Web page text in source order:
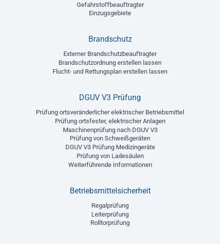
Gefahrstoffbeauftragter
Einzugsgebiete
Brandschutz
Externer Brandschutzbeauftragter
Brandschutzordnung erstellen lassen
Flucht- und Rettungsplan erstellen lassen
DGUV V3 Prüfung
Prüfung ortsveränderlicher elektrischer Betriebsmittel
Prüfung ortsfester, elektrischer Anlagen
Maschinenprüfung nach DGUV V3
Prüfung von Schweißgeräten
DGUV V3 Prüfung Medizingeräte
Prüfung von Ladesäulen
Weiterführende Informationen
Betriebsmittelsicherheit
Regalprüfung
Leiterprüfung
Rolltorprüfung